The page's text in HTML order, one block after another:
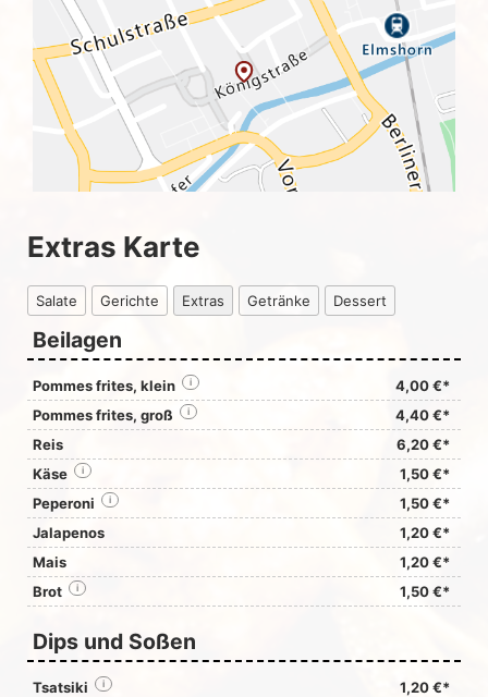
Extras Karte
Salate Gerichte Extras Getränke Dessert
Beilagen
Pommes frites, klein 4,00 €*
i
Pommes frites, groß 4,40 €*
i
Reis
6,20 €*
Käse
1,50 €*
i
Peperoni 1,50 €*
i
Jalapenos
1,20 €*
Mais
1,20 €*
Brot
1,50 €*
i
Dips und Soßen
Tsatsiki 1,20 €*
i